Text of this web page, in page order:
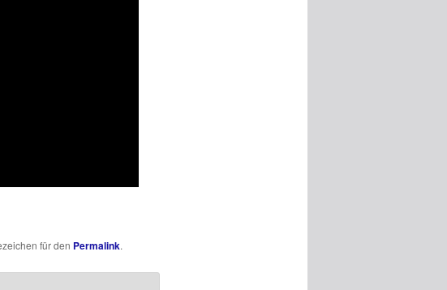
für den Permalink.